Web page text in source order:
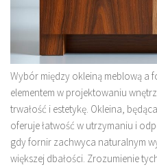
Wybór między okleiną meblową a
elementem w projektowaniu
trwałość i estetykę. Okleina,
oferuje łatwość w utrzymaniu i
gdy fornir zachwyca naturalnym
większej dbałości. Zrozumienie